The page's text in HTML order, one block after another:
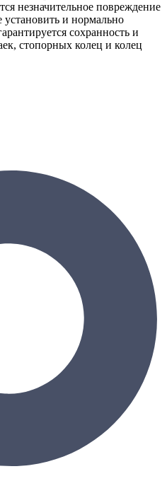
незначительное повреждение
установить и нормально
сохранность и
стопорных колец и колец